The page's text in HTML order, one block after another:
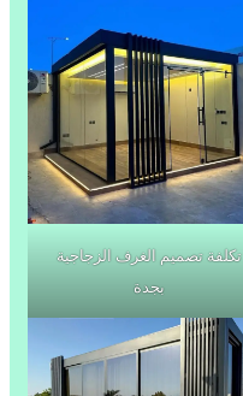
تكلفة تصميم الغرف الزجاجية
بجدة